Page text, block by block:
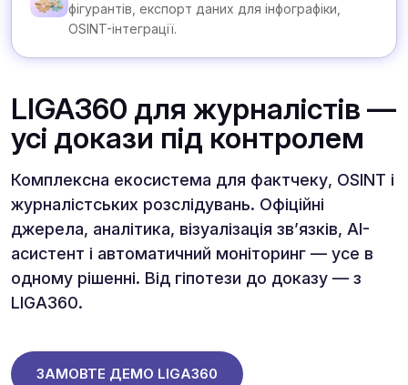
фігурантів, експорт даних для інфографіки,
OSINT-інтеграції.
LIGA360 для журналістів —
усі докази під контролем
Комплексна екосистема для фактчеку, OSINT і
журналістських розслідувань. Офіційні
джерела, аналітика, візуалізація зв’язків, AI-
асистент і автоматичний моніторинг — усе в
одному рішенні. Від гіпотези до доказу — з
LIGA360.
ЗАМОВТЕ ДЕМО LIGA360